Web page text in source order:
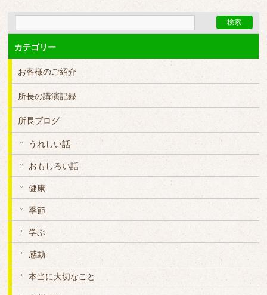
カテゴリー
お客様のご紹介
所長の講演記録
所長ブログ
うれしい話
おもしろい話
健康
季節
学ぶ
感動
本当に大切なこと